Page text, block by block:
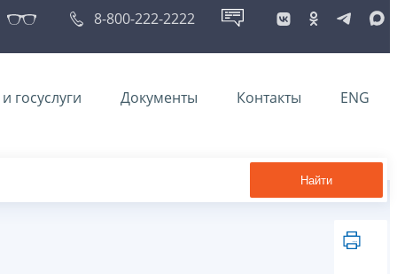
8-800-222-2222
госуслуги Документы Контакты ENG
Найти